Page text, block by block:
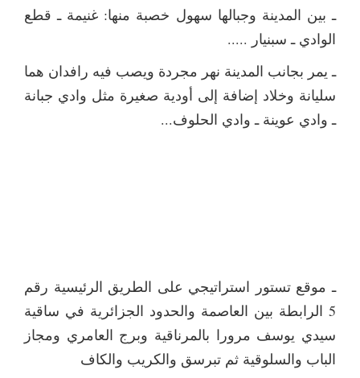
ـ بين المدينة وجبالها سهول خصبة منها: غنيمة ـ قطع
الوادي ـ سبنيار .....
ـ يمر بجانب المدينة نهر مجردة ويصب فيه رافدان هما
سليانة وخلاد إضافة إلى أودية صغيرة مثل وادي جبانة
ـ وادي عوينة ـ وادي الحلوف...
ـ موقع تستور استراتيجي على الطريق الرئيسية رقم
5 الرابطة بين العاصمة والحدود الجزائرية في ساقية
سيدي يوسف مرورا بالمرناقية وبرج العامري ومجاز
الباب والسلوقية ثم تبرسق والكريب والكاف